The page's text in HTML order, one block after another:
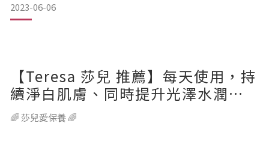
膚護理有關係，也因為定期使用美容儀，
工作很忙、全職媽媽很忙，有時候真的抽不開身去放鬆做臉一
2023-06-06
【Teresa 莎兒 推薦】每天使用，持
續淨白肌膚、同時提升光澤水潤
感。
🌈 莎兒愛保養 🌈